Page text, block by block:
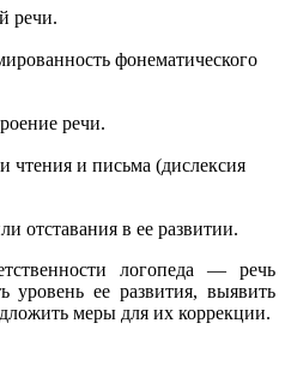
речи.
фонематического
речи.
и письма (дислексия
отставания в ее развитии.
логопеда — речь
ее развития, выявить
меры для их коррекции.